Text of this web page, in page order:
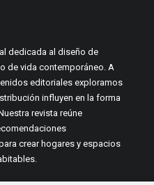
dedicada al diseño de
de vida contemporáneo. A
editoriales exploramos
influyen en la forma
revista reúne
crear hogares y espacios